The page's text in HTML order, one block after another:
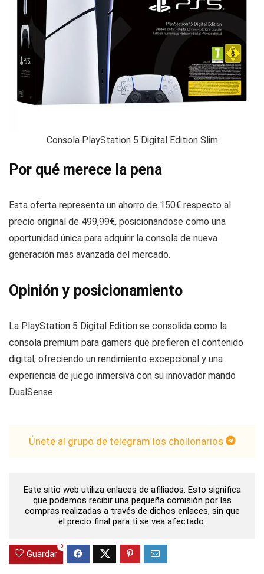
Consola PlayStation 5 Digital Edition Slim
Por qué merece la pena
Esta oferta representa un ahorro de 150€ respecto al
precio original de 499,99€, posicionándose como una
oportunidad única para adquirir la consola de nueva
generación más avanzada del mercado.
Opinión y posicionamiento
La PlayStation 5 Digital Edition se consolida como la
consola premium para gamers que prefieren el contenido
digital, ofreciendo un rendimiento excepcional y una
experiencia de juego inmersiva con su innovador mando
DualSense.
Únete al grupo de telegram los chollonarios
Este sitio web utiliza enlaces de afiliados. Esto significa
que podemos recibir una pequeña comisión por las
compras realizadas a través de dichos enlaces, sin que
el precio final para ti se vea afectado.
Guardar
0